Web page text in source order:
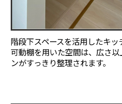
階段下スペースを活用したキッ
可動棚を用いた空間は、広さ
ンがすっきり整理されます。